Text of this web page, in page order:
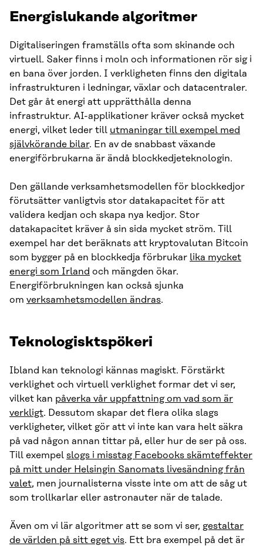
Energislukande algoritmer
Digitaliseringen framställs ofta som skinande och
virtuell. Saker finns i moln och informationen rör sig i
en bana över jorden. I verkligheten finns den digitala
infrastrukturen i ledningar, växlar och datacentraler.
Det går åt energi att upprätthålla denna
infrastruktur. AI-applikationer kräver också mycket
energi, vilket leder till utmaningar till exempel med
självkörande bilar. En av de snabbast växande
energiförbrukarna är ändå blockkedjeteknologin.
Den gällande verksamhetsmodellen för blockkedjor
förutsätter vanligtvis stor datakapacitet för att
validera kedjan och skapa nya kedjor. Stor
datakapacitet kräver å sin sida mycket ström. Till
exempel har det beräknats att kryptovalutan Bitcoin
som bygger på en blockkedja förbrukar lika mycket
energi som Irland och mängden ökar.
Energiförbrukningen kan också sjunka
om verksamhetsmodellen ändras.
Teknologisktspökeri
Ibland kan teknologi kännas magiskt. Förstärkt
verklighet och virtuell verklighet formar det vi ser,
vilket kan påverka vår uppfattning om vad som är
verkligt. Dessutom skapar det flera olika slags
verkligheter, vilket gör att vi inte kan vara helt säkra
på vad någon annan tittar på, eller hur de ser på oss.
Till exempel slogs i misstag Facebooks skämteffekter
på mitt under Helsingin Sanomats livesändning från
valet, men journalisterna visste inte om att de såg ut
som trollkarlar eller astronauter när de talade.
Även om vi lär algoritmer att se som vi ser, gestaltar
de världen på sitt eget vis. Ett bra exempel på det är